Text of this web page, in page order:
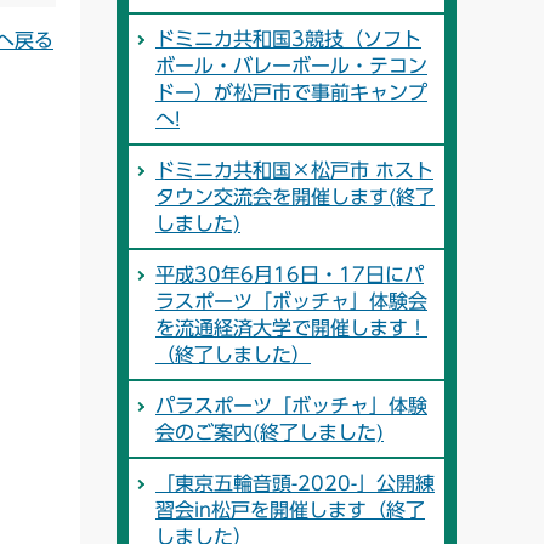
戻る
ドミニカ共和国3競技（ソフト
ボール・バレーボール・テコン
ドー）が松戸市で事前キャンプ
へ!
ドミニカ共和国×松戸市 ホスト
タウン交流会を開催します(終了
しました)
平成30年6月16日・17日にパ
ラスポーツ「ボッチャ」体験会
を流通経済大学で開催します！
（終了しました）
パラスポーツ「ボッチャ」体験
会のご案内(終了しました)
「東京五輪音頭-2020-」公開練
習会in松戸を開催します（終了
しました）